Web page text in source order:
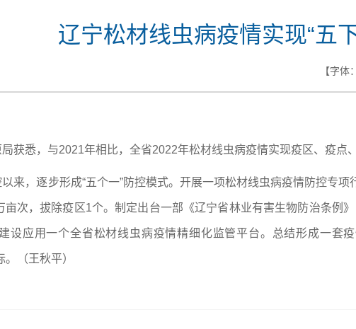
辽宁松材线虫病疫情实现“五
【字体：
获悉，与2021年相比，全省2022年松材线虫病疫情实现疫区、疫点
来，逐步形成“五个一”防控模式。开展一项松材线虫病疫情防控专
次，拔除疫区1个。制定出台一部《辽宁省林业有害生物防治条例
设应用一个全省松材线虫病疫情精细化监管平台。总结形成一套
（王秋平）